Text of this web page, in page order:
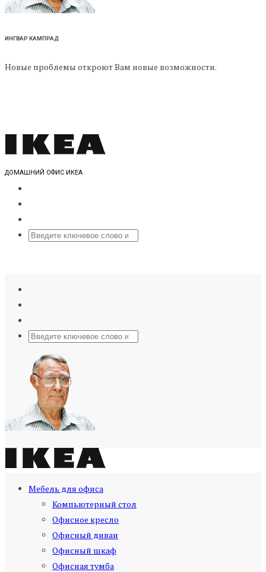
ИНГВАР КАМПРАД
Новые проблемы откроют Вам новые возможности.
ДОМАШНИЙ ОФИС ИКЕА
Мебель для офиса
Компьютерный стол
Офисное кресло
Офисный диван
Офисный шкаф
Офисная тумба